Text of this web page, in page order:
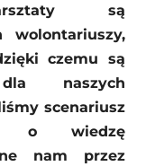
są
wolontariuszy,
czemu są
dla naszych
scenariusz
o wiedzę
doświadczenie przekazane nam przez